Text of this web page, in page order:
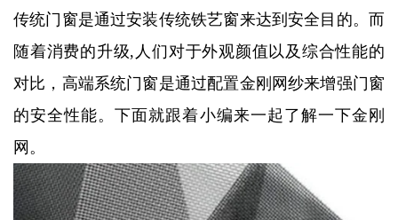
传统门窗是通过安装传统铁艺窗来达到安全目的。而
随着消费的升级,人们对于外观颜值以及综合性能的
对比，高端系统门窗是通过配置金刚网纱来增强门窗
的安全性能。下面就跟着小编来一起了解一下金刚
网。